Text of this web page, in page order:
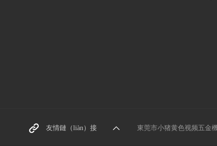
友情鏈（liàn）接
東莞螺絲廠家
東莞市小猪黄色视频五金